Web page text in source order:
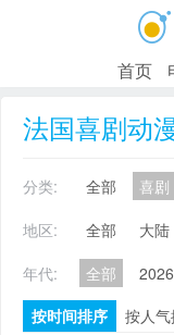
首页
法国喜剧动
分类: 全部 喜剧
地区:
全部 大陆
年代:
全部 2026
按时间排序
按人